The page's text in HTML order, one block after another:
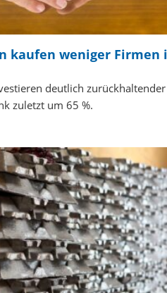
kaufen weniger Firmen
deutlich
zuletzt um 65 %.